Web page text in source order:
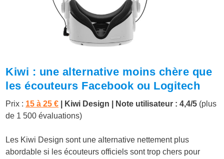
Kiwi : une alternative moins chère que
les écouteurs Facebook ou Logitech
Prix : 15 à 25 € | Kiwi Design | Note utilisateur : 4,4/5 (plus
de 1 500 évaluations)
Les Kiwi Design sont une alternative nettement plus
abordable si les écouteurs officiels sont trop chers pour